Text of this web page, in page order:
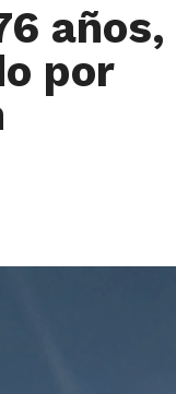
años,
por